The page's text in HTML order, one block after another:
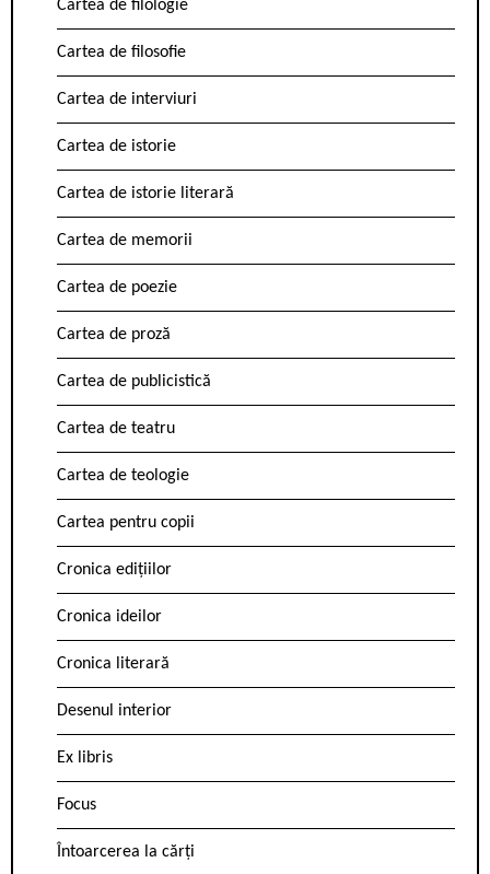
Cartea de filologie
Cartea de filosofie
Cartea de interviuri
Cartea de istorie
Cartea de istorie literară
Cartea de memorii
Cartea de poezie
Cartea de proză
Cartea de publicistică
Cartea de teatru
Cartea de teologie
Cartea pentru copii
Cronica edițiilor
Cronica ideilor
Cronica literară
Desenul interior
Ex libris
Focus
Întoarcerea la cărți